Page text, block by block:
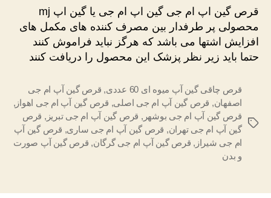
اپ
ام
جی
قرص گین اپ ام جی گین اپ ام جی یا گین اپ mj
محصولی پر طرفدار بین مصرف کننده های مکمل های
افزایش اشتها می باشد که هرگز نباید فراموش کنند
حتما باید زیر نظر پزشک این محصول را دریافت کنند
برچسب‌ها
قرص چاقی گین آپ میوه‌ ای 60 عددی , قرص گین آپ ام جی
اصفهان, قرص گین آپ ام جی اصلی, قرص گین آپ ام جی اهواز ,
قرص گین آپ ام جی بوشهر , قرص گین آپ ام جی تبریز , قرص
گین آپ ام جی تهران, قرص گین آپ ام جی ساری, قرص گین آپ
ام جی شیراز , قرص گین آپ ام جی گرگان, قرص گین آپ صورت
و بدن